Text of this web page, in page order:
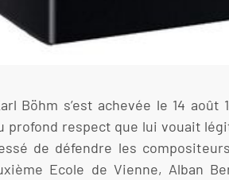
Böhm s’est achevée le 14
profond respect que lui vouait
de défendre les
Ecole de Vienne, Alban